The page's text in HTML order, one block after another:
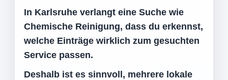
In Karlsruhe verlangt eine Suche wie
Chemische Reinigung, dass du erkennst,
welche Einträge wirklich zum gesuchten
Service passen.
Deshalb ist es sinnvoll, mehrere lokale